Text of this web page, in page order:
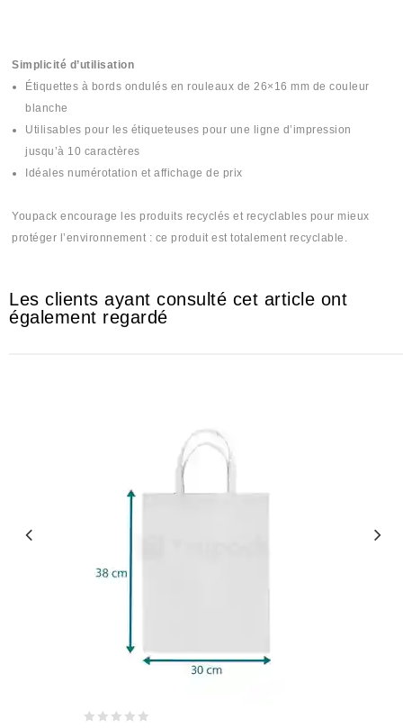
Simplicité d’utilisation
Étiquettes à bords ondulés en rouleaux de 26×16 mm de couleur
blanche
Utilisables pour les étiqueteuses pour une ligne d’impression
jusqu’à 10 caractères
Idéales numérotation et affichage de prix
Youpack encourage les produits recyclés et recyclables pour mieux
protéger l’environnement : ce produit est totalement recyclable.
Les clients ayant consulté cet article ont
également regardé